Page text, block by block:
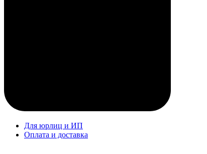
Для юрлиц и ИП
Оплата и доставка